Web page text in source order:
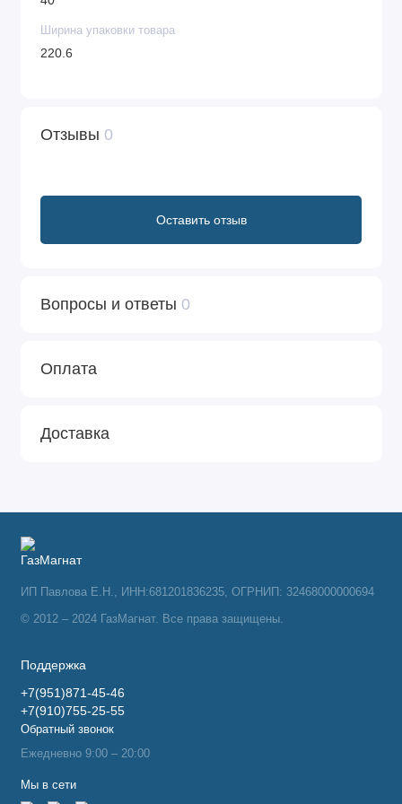
Ширина упаковки товара
220.6
Отзывы 0
Оставить отзыв
Вопросы и ответы 0
Оплата
Доставка
ИП Павлова Е.Н., ИНН:681201836235, ОГРНИП: 32468000000694
© 2012 – 2024 ГазМагнат. Все права защищены.
Поддержка
+7(951)871-45-46
+7(910)755-25-55
Обратный звонок
Ежедневно 9:00 – 20:00
Мы в сети